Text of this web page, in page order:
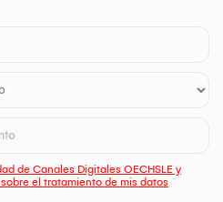
de Canales Digitales OECHSLE y
el tratamiento de mis datos